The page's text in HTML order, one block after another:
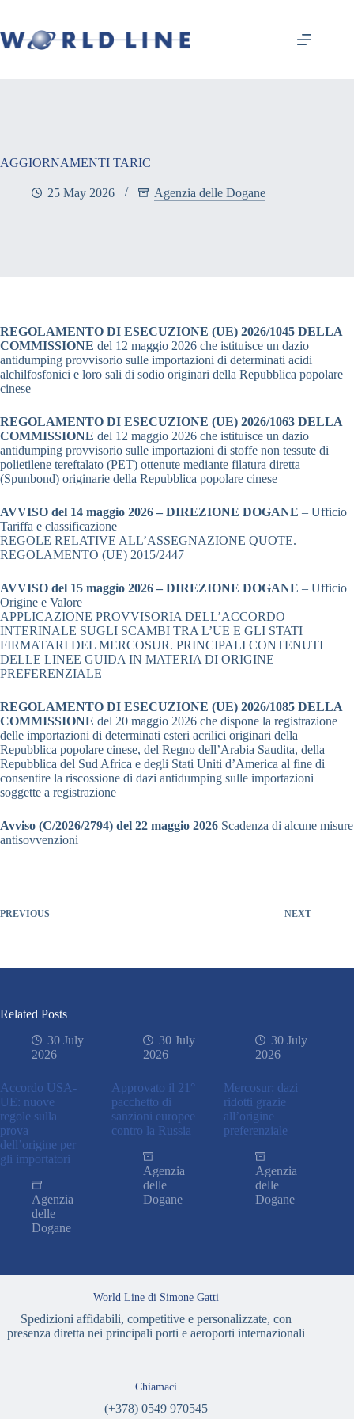
AGGIORNAMENTI TARIC
25 May 2026 Agenzia delle Dogane
REGOLAMENTO DI ESECUZIONE (UE) 2026/1045 DELLA
COMMISSIONE del 12 maggio 2026 che istituisce un dazio
antidumping provvisorio sulle importazioni di determinati acidi
alchilfosfonici e loro sali di sodio originari della Repubblica popolare
cinese
REGOLAMENTO DI ESECUZIONE (UE) 2026/1063 DELLA
COMMISSIONE del 12 maggio 2026 che istituisce un dazio
antidumping provvisorio sulle importazioni di stoffe non tessute di
polietilene tereftalato (PET) ottenute mediante filatura diretta
(Spunbond) originarie della Repubblica popolare cinese
AVVISO del 14 maggio 2026 – DIREZIONE DOGANE – Ufficio
Tariffa e classificazione
REGOLE RELATIVE ALL’ASSEGNAZIONE QUOTE.
REGOLAMENTO (UE) 2015/2447
AVVISO del 15 maggio 2026 – DIREZIONE DOGANE – Ufficio
Origine e Valore
APPLICAZIONE PROVVISORIA DELL’ACCORDO
INTERINALE SUGLI SCAMBI TRA L’UE E GLI STATI
FIRMATARI DEL MERCOSUR. PRINCIPALI CONTENUTI
DELLE LINEE GUIDA IN MATERIA DI ORIGINE
PREFERENZIALE
REGOLAMENTO DI ESECUZIONE (UE) 2026/1085 DELLA
COMMISSIONE del 20 maggio 2026 che dispone la registrazione
delle importazioni di determinati esteri acrilici originari della
Repubblica popolare cinese, del Regno dell’Arabia Saudita, della
Repubblica del Sud Africa e degli Stati Uniti d’America al fine di
consentire la riscossione di dazi antidumping sulle importazioni
soggette a registrazione
Avviso (C/2026/2794) del 22 maggio 2026 Scadenza di alcune misure
antisovvenzioni
PREVIOUS NEXT
Related Posts
30 July
2026
Accordo USA-
UE: nuove
regole sulla
prova
dell’origine per
gli importatori
Agenzia
delle
Dogane
30 July
2026
Approvato il 21°
pacchetto di
sanzioni europee
contro la Russia
Agenzia
delle
Dogane
30 July
2026
Mercosur: dazi
ridotti grazie
all’origine
preferenziale
Agenzia
delle
Dogane
World Line di Simone Gatti
Spedizioni affidabili, competitive e personalizzate, con
presenza diretta nei principali porti e aeroporti internazionali
Chiamaci
(+378) 0549 970545